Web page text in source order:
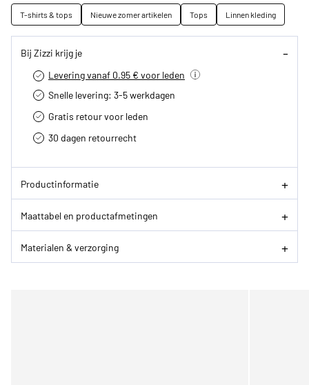
T-shirts & tops Nieuwe zomer artikelen Tops Linnen kleding
Bij Zizzi krijg je
Levering vanaf 0.95 € voor leden
Snelle levering: 3-5 werkdagen
Gratis retour voor leden
30 dagen retourrecht­
Productinformatie
Maattabel en productafmetingen
Materialen & verzorging